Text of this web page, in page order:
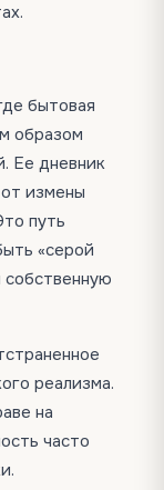
бытовая
образом
Ее дневник
измены
путь
«серой
реализма.
на
часто